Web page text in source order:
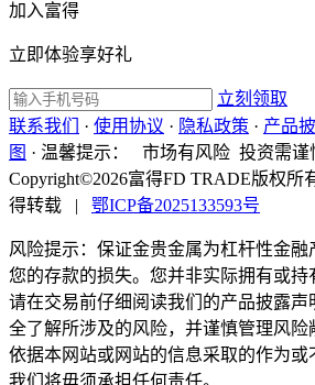
加入富得
立即体验享好礼
立刻领取
联系我们
· 使用协议 · 隐私政策 · 产品
图 · 温馨提示：
市场有风险 投资需谨
Copyright©2026富得FD TRADE版权所
得转载
| 鄂ICP备2025133593号
风险提示：保证金贵金属为杠杆性金
您的存款的损失。您并非实际拥有或持
请在交易前仔细阅读我们的产品披露声
全了解所涉及的风险，并谨慎管理风险
依据本网站或网站的信息采取的作为或
我们将毋须承担任何责任。